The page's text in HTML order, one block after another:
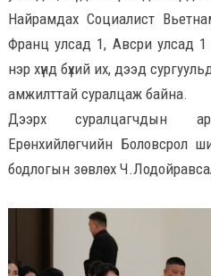
Найрамдах Социалист
Франц улсад 1, Авсри улсад
нэр хүнд бүхий их, дээд
амжилттай суралцаж байна.
Дээрх суралцагчдын
Ерөнхийлөгчийн Боловсрол
бодлогын зөвлөх